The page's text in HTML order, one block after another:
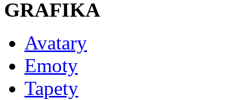
GRAFIKA
Avatary
Emoty
Tapety